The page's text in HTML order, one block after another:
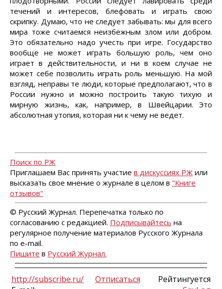
течений и интересов, блефовать и играть свою
скрипку. Думаю, что не следует забывать: мы для всего
мира тоже считаемся неизбежным злом или добром.
Это обязательно надо учесть при игре. Государство
вообще не может играть большую роль, чем оно
играет в действительности, и ни в коем случае не
может себе позволить играть роль меньшую. На мой
взгляд, неправы те люди, которые предполагают, что в
России нужно и можно построить такую тихую и
мирную жизнь, как, например, в Швейцарии. Это
абсолютная утопия, которая ни к чему не ведет.
Поиск по РЖ
Приглашаем Вас принять участие в дискуссиях РЖ или
высказать свое мнение о журнале в целом в "Книге
отзывов"
© Русский Журнал. Перепечатка только по
согласованию с редакцией. Подписывайтесь на
регулярное получение материалов Русского Журнала
по e-mail.
Пишите в Русский Журнал.
http://subscribe.ru/
Отписаться
Рейтингуется